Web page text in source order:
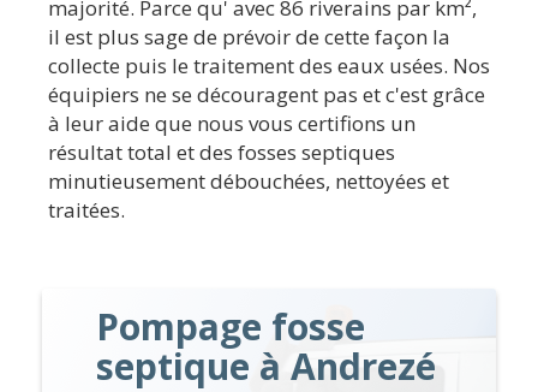
majorité. Parce qu' avec 86 riverains par km²,
il est plus sage de prévoir de cette façon la
collecte puis le traitement des eaux usées. Nos
équipiers ne se découragent pas et c'est grâce
à leur aide que nous vous certifions un
résultat total et des fosses septiques
minutieusement débouchées, nettoyées et
traitées.
Pompage fosse
septique à Andrezé